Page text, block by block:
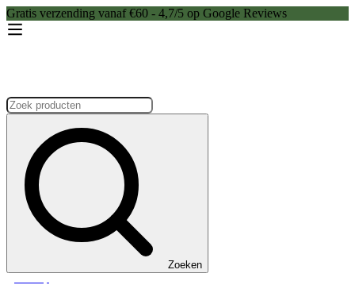
Gratis verzending vanaf €60 - 4,7/5 op Google Reviews
Zoeken:
Zoeken